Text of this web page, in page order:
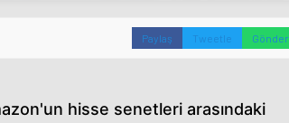
Paylaş Tweetle Gönder
hisse senetleri arasındaki